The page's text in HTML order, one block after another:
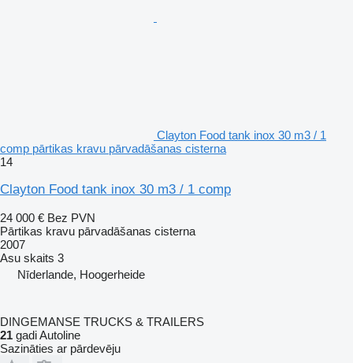
Clayton Food tank inox 30 m3 / 1
comp pārtikas kravu pārvadāšanas cisterna
14
Clayton Food tank inox 30 m3 / 1 comp
24 000 € Bez PVN
Pārtikas kravu pārvadāšanas cisterna
2007
Asu skaits 3
Nīderlande, Hoogerheide
DINGEMANSE TRUCKS & TRAILERS
21 gadi Autoline
Sazināties ar pārdevēju